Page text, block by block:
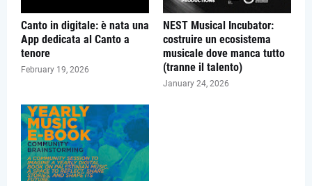
Canto in digitale: è nata una
App dedicata al Canto a
tenore
February 19, 2026
NEST Musical Incubator:
costruire un ecosistema
musicale dove manca tutto
(tranne il talento)
January 24, 2026